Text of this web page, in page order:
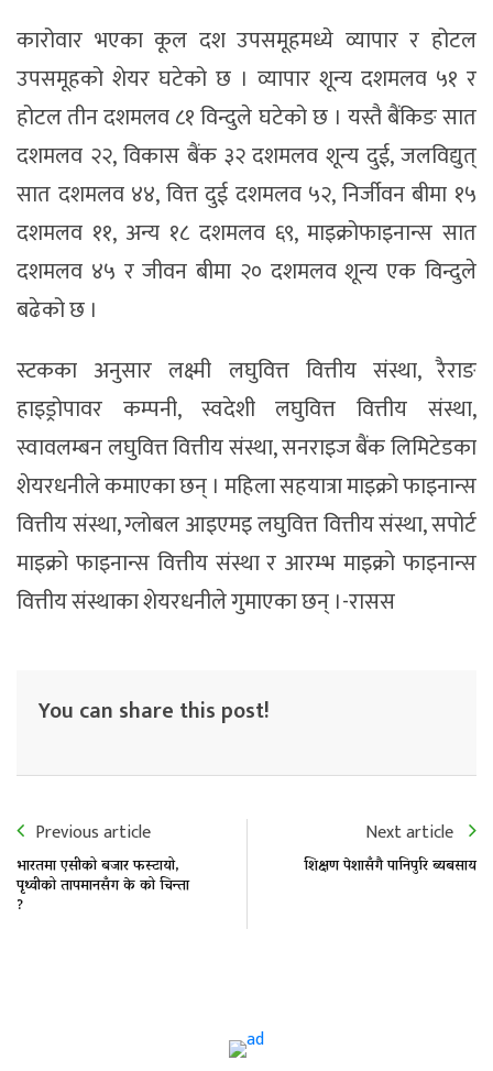
कारोवार भएका कूल दश उपसमूहमध्ये व्यापार र होटल
उपसमूहको शेयर घटेको छ । व्यापार शून्य दशमलव ५१ र
होटल तीन दशमलव ८१ विन्दुले घटेको छ । यस्तै बैंकिङ सात
दशमलव २२, विकास बैंक ३२ दशमलव शून्य दुई, जलविद्युत्
सात दशमलव ४४, वित्त दुई दशमलव ५२, निर्जीवन बीमा १५
दशमलव ११, अन्य १८ दशमलव ६९, माइक्रोफाइनान्स सात
दशमलव ४५ र जीवन बीमा २० दशमलव शून्य एक विन्दुले
बढेको छ ।
स्टकका अनुसार लक्ष्मी लघुवित्त वित्तीय संस्था, रैराङ
हाइड्रोपावर कम्पनी, स्वदेशी लघुवित्त वित्तीय संस्था,
स्वावलम्बन लघुवित्त वित्तीय संस्था, सनराइज बैंक लिमिटेडका
शेयरधनीले कमाएका छन् । महिला सहयात्रा माइक्रो फाइनान्स
वित्तीय संस्था, ग्लोबल आइएमइ लघुवित्त वित्तीय संस्था, सपोर्ट
माइक्रो फाइनान्स वित्तीय संस्था र आरम्भ माइक्रो फाइनान्स
वित्तीय संस्थाका शेयरधनीले गुमाएका छन् ।-रासस
You can share this post!
Previous article
भारतमा एसीको बजार फस्टायो,
पृथ्वीको तापमानसँग के को चिन्ता
?
Next article
शिक्षण पेशासँगै पानिपुरि ब्यबसाय